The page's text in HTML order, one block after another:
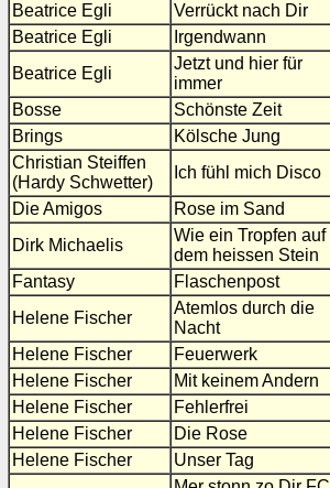
Beatrice Egli
Verrückt nach Dir
Beatrice Egli
Irgendwann
Beatrice Egli
Jetzt und hier für
immer
Bosse
Schönste Zeit
Brings
Kölsche Jung
Christian Steiffen
(Hardy Schwetter)
Ich fühl mich Disco
Die Amigos
Rose im Sand
Dirk Michaelis
Wie ein Tropfen auf
dem heissen Stein
Fantasy
Flaschenpost
Helene Fischer
Atemlos durch die
Nacht
Helene Fischer
Feuerwerk
Helene Fischer
Mit keinem Andern
Helene Fischer
Fehlerfrei
Helene Fischer
Die Rose
Helene Fischer
Unser Tag